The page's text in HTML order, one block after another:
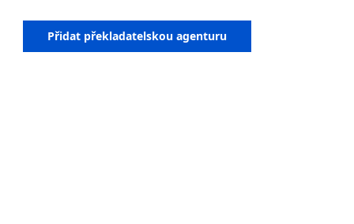
Přidat překladatelskou agenturu